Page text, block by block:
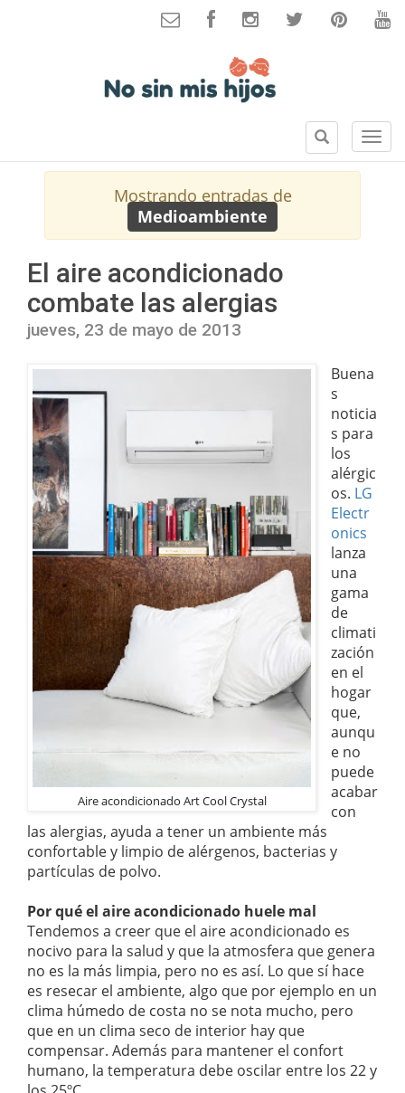
S
e
B
u
s
r
Mostrando entradas de
Medioambiente
El aire acondicionado
combate las alergias
jueves, 23 de mayo de 2013
Aire acondicionado Art Cool Crystal
Buena
s
noticia
s para
los
alérgic
os. LG
Electr
onics
lanza
una
gama
de
climati
zación
en el
hogar
que,
aunqu
e no
puede
acabar
con
las alergias, ayuda a tener un ambiente más
confortable y limpio de alérgenos, bacterias y
partículas de polvo.
Por qué el aire acondicionado huele mal
Tendemos a creer que el aire acondicionado es
nocivo para la salud y que la atmosfera que genera
no es la más limpia, pero no es así. Lo que sí hace
es resecar el ambiente, algo que por ejemplo en un
clima húmedo de costa no se nota mucho, pero
que en un clima seco de interior hay que
compensar. Además para mantener el confort
humano, la temperatura debe oscilar entre los 22 y